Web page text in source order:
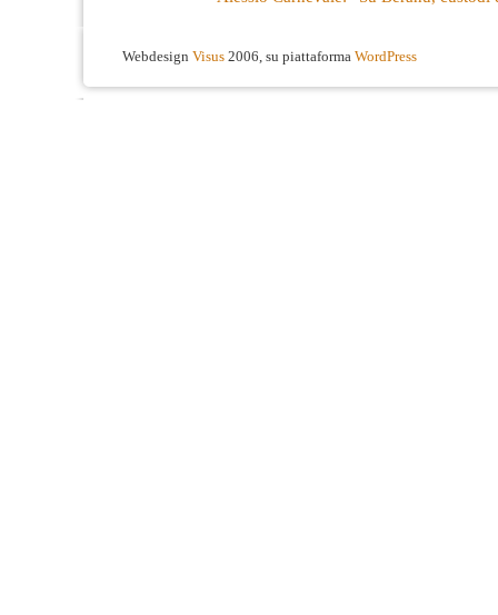
Webdesign Visus 2006, su piattaforma WordPress